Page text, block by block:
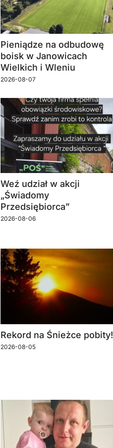
Pieniądze na odbudowę
boisk w Janowicach
Wielkich i Wleniu
2026-08-07
Weź udział w akcji
„Świadomy
Przedsiębiorca”
2026-08-06
Rekord na Śnieżce pobity!
2026-08-05